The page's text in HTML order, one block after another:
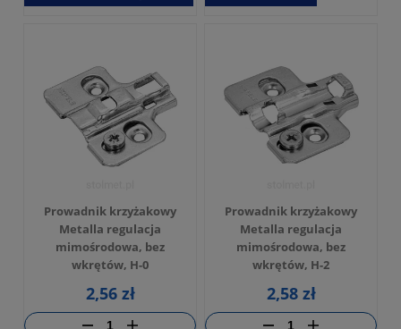
Prowadnik krzyżakowy
Metalla regulacja
mimośrodowa, bez
wkrętów, H-0
2,56 zł
Prowadnik krzyżakowy
Metalla regulacja
mimośrodowa, bez
wkrętów, H-2
2,58 zł